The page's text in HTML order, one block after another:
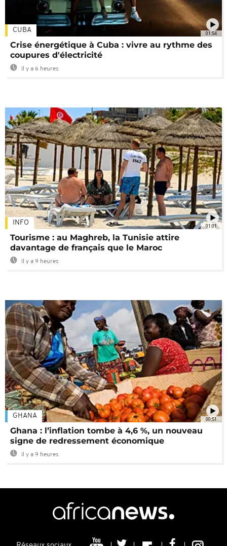
01:54
CUBA
Crise énergétique à Cuba : vivre au rythme des
coupures d'électricité
Il y a 6 heures
01:01
INFO
Tourisme : au Maghreb, la Tunisie attire
davantage de français que le Maroc
Il y a 9 heures
00:51
GHANA
Ghana : l’inflation tombe à 4,6 %, un nouveau
signe de redressement économique
Il y a 9 heures